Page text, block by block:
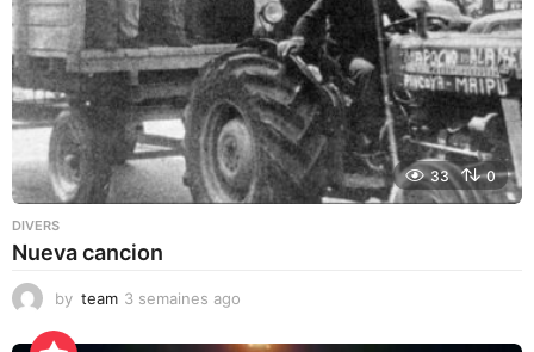
33 0
DIVERS
Nueva cancion
by team 3 semaines ago
e